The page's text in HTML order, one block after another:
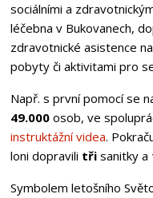
sociálními a
léčebna v Bukovanech,
zdravotnické asistence
pobyty či aktivitami pro
Např. s první pomocí se
49.000osob, ve
instruktážní videa.
loni dopravili tři sanitky a
Symbolem letošního